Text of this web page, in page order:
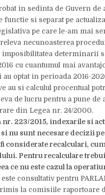
in sedinta de Guvern de
functie si separat pe
pe care le-am mai
necunoasterea
determinarii
cu cuantumul mai
optat in perioada 2016-
au si calculul procentual
de lucru pentru a pune
din Legea nr. 24/2000.
223/2015, indexarile si
nu sunt necesare decizii
fi considerate recalculari,
Pentru recalculare
ce nu este cazul la
consultativ pentru
la comisiile raportoare